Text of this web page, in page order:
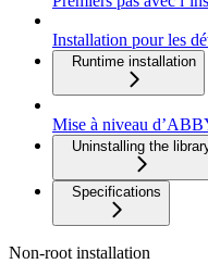
Installation pour les
Runtime installation
Mise à niveau
Uninstalling the
Specifications
Non-root installation